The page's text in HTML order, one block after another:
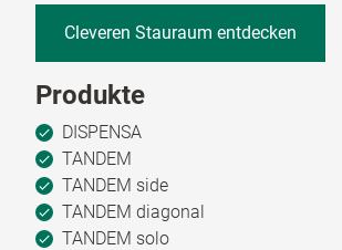
Cleveren Stauraum entdecken
Produkte
DISPENSA
TANDEM
TANDEM side
TANDEM diagonal
TANDEM solo